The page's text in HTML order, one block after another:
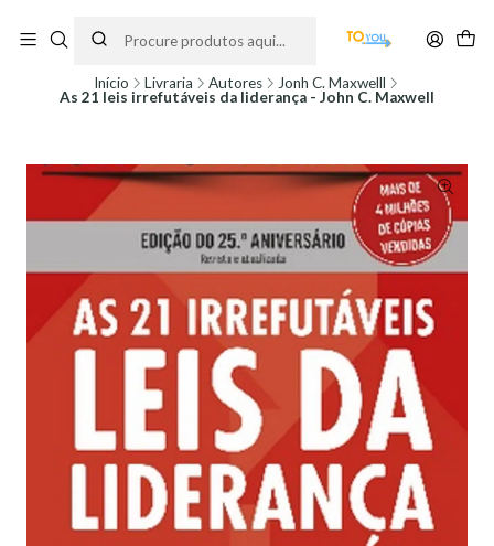
partir do dia 11 de Agosto, às 10H.
Início Livraria Autores
Jonh C. Maxwelll
As 21 leis irrefutáveis da liderança - John C. Maxwell